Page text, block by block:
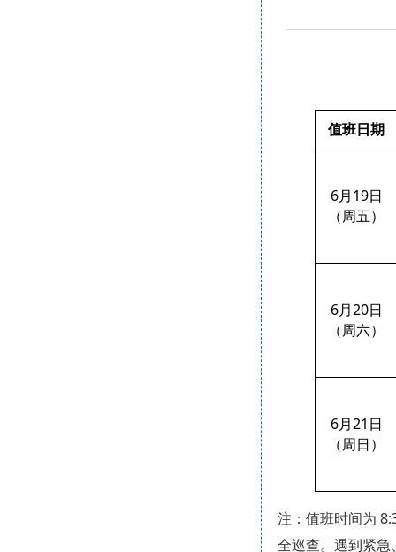
值班日期
6月19日
（周五）
6月20日
（周六）
6月21 日
（周日）
注：值班时间为
全巡查。遇到紧